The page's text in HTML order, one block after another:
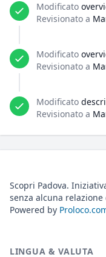
Modificato
Revisionato a
Modificato
Revisionato a
Modificato
Revisionato a
Scopri Padova.
senza alcuna
Powered by
LINGUA & VALUTA